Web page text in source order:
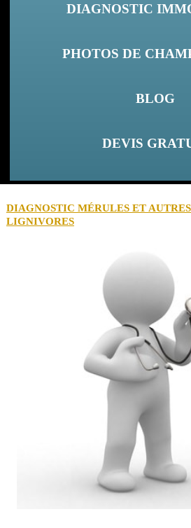
DIAGNOSTIC
PHOTOS DE
BLOG
DEVIS
DIAGNOSTIC MÉRULES ET
LIGNIVORES